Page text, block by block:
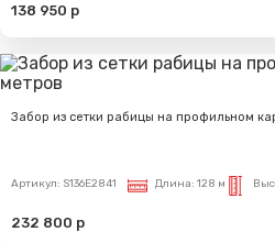
138 950 р
Забор из сетки рабицы на профильном
Артикул: S136E2841 Длина: 128 м
232 800 р